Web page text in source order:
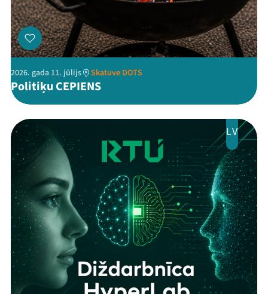
2026. gada 11. jūlijs Skatuve DOTS
Politiķu CEPIENS
LV